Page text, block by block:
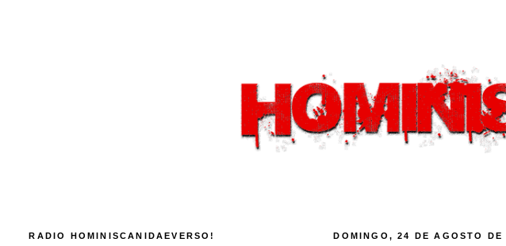
DOMINGO, 24 DE AGOSTO DE
RADIO HOMINISCANIDAEVERSO!